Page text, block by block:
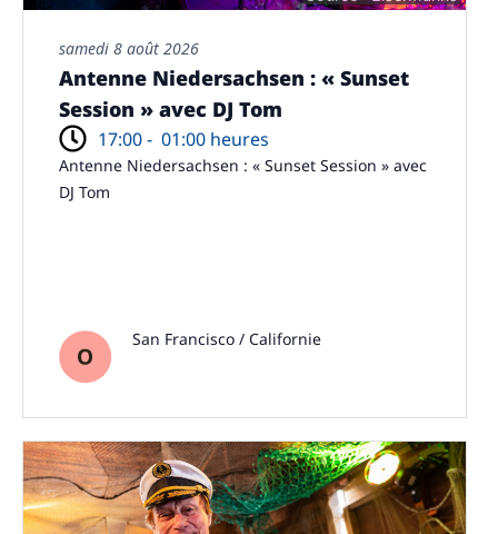
samedi 8 août 2026
Antenne Niedersachsen : « Sunset
Session » avec DJ Tom
17:00 - 01:00 heures
Antenne Niedersachsen : « Sunset Session » avec
DJ Tom
San Francisco / Californie